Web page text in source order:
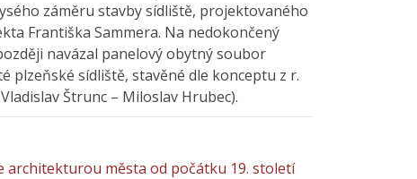
záměru stavby sídliště, projektovaného
Františka Sammera. Na nedokončený
navázal panelový obytný soubor
plzeňské sídliště, stavěné dle konceptu z r.
Štrunc – Miloslav Hrubec).
architekturou města od počátku 19. století